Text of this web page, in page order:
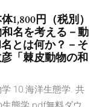
1,800円（税別）
和名を考える－動
とは何か？－そ
「棘皮動物の和
10.海洋生態学. 共